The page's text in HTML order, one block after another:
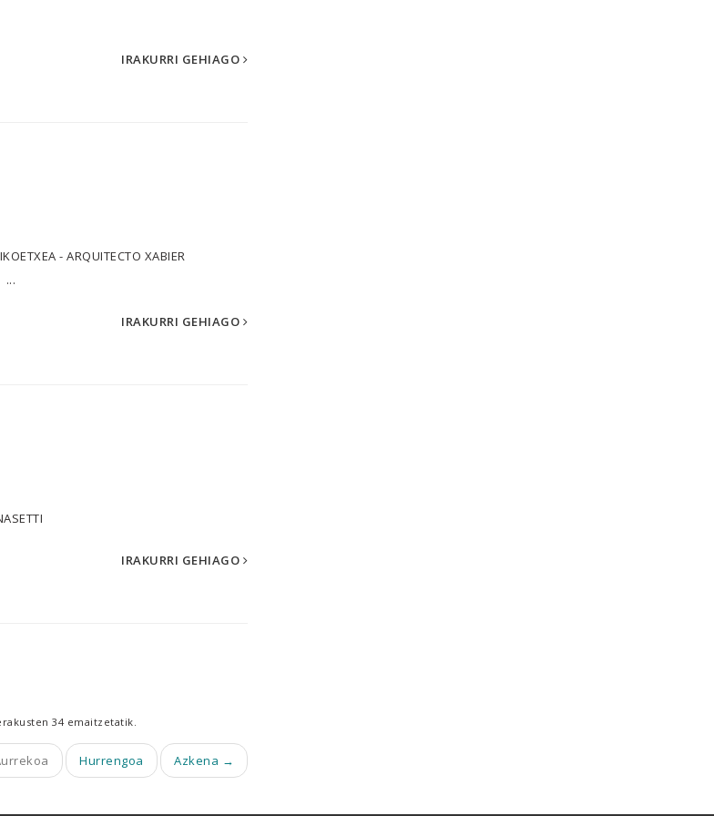
IRAKURRI GEHIAGO
- ARQUITECTO XABIER
...
IRAKURRI GEHIAGO
IRAKURRI GEHIAGO
34 emaitzetatik.
Hurrengoa Azkena →